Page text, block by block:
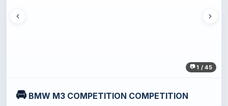
1 / 45
🚘 BMW M3 COMPETITION COMPETITION